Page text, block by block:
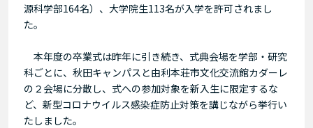
源科学部164名）、大学院生113名が入学を許可されまし
た。
本年度の卒業式は昨年に引き続き、式典会場を学部・研究
科ごとに、秋田キャンパスと由利本荘市文化交流館カダーレ
の２会場に分散し、式への参加対象を新入生に限定するな
ど、新型コロナウイルス感染症防止対策を講じながら挙行い
たしました。